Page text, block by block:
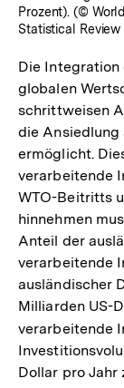
Prozent). (©
Statistical Review
Die Integration
globalen
schrittweisen
die Ansiedlung
ermöglicht.
verarbeitende
WTO-Beitritts
hinnehmen
Anteil der
verarbeitende
ausländischer
Milliarden US-
verarbeitende
Dollar pro